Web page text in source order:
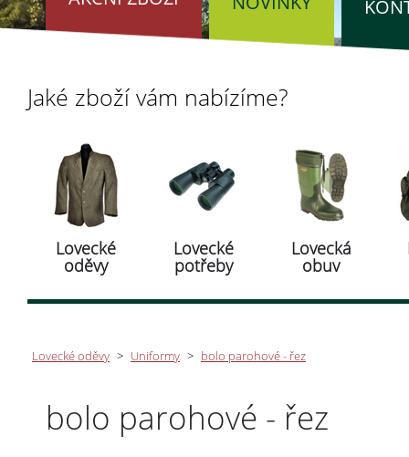
Jaké zboží vám nabízíme?
Lovecké
oděvy
Lovecké
potřeby
Lovecká
obuv
Lovecké oděvy > Uniformy > bolo parohové - řez
bolo parohové - řez